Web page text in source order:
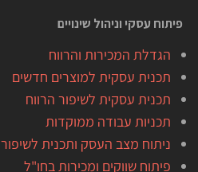
פיתוח עסקי וניהול שינויים
הגדלת המכירות והרווח
תכנית עסקית למוצרים חדשים
תכנית עסקית לשיפור הרווח
תכניות עבודה ממוקדות
ניתוח מצב העסק ותכנית לשיפור
פיתוח שווקים ומכירות בחו"ל